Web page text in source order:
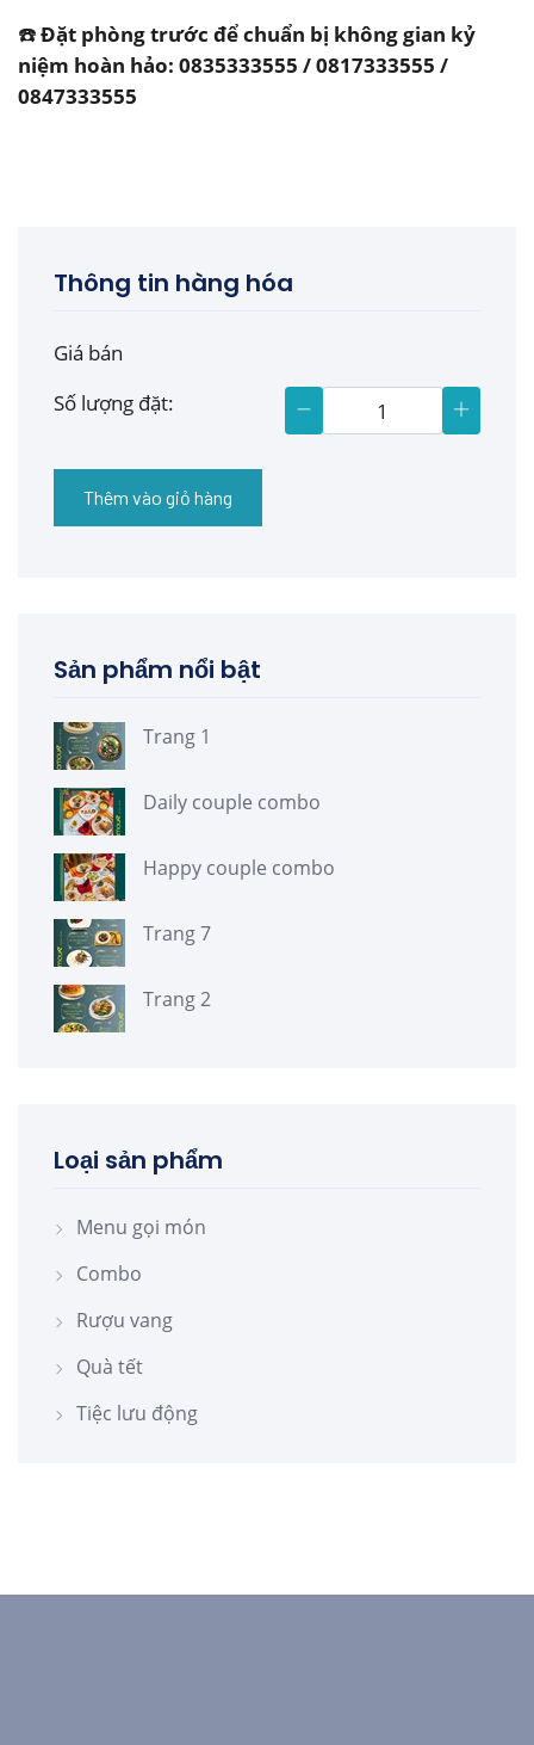
☎️Đặt phòng trước để chuẩn bị không gian kỷ
niệm hoàn hảo: 0835333555 / 0817333555 /
0847333555
Thông tin hàng hóa
Giá bán
Số lượng đặt:
Thêm vào giỏ hàng
Sản phẩm nổi bật
Trang 1
Daily couple combo
Happy couple combo
Trang 7
Trang 2
Loại sản phẩm
Menu gọi món
Combo
Rượu vang
Quà tết
Tiệc lưu động